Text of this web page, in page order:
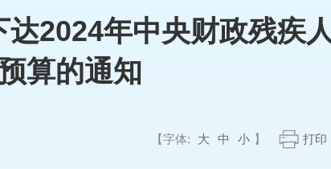
2024年中央财政残疾
算的通知
【字体: 大 中 小 】 打印